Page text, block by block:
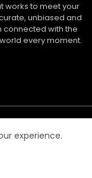
works to meet your
unbiased and
connected with the
every moment.
experience.